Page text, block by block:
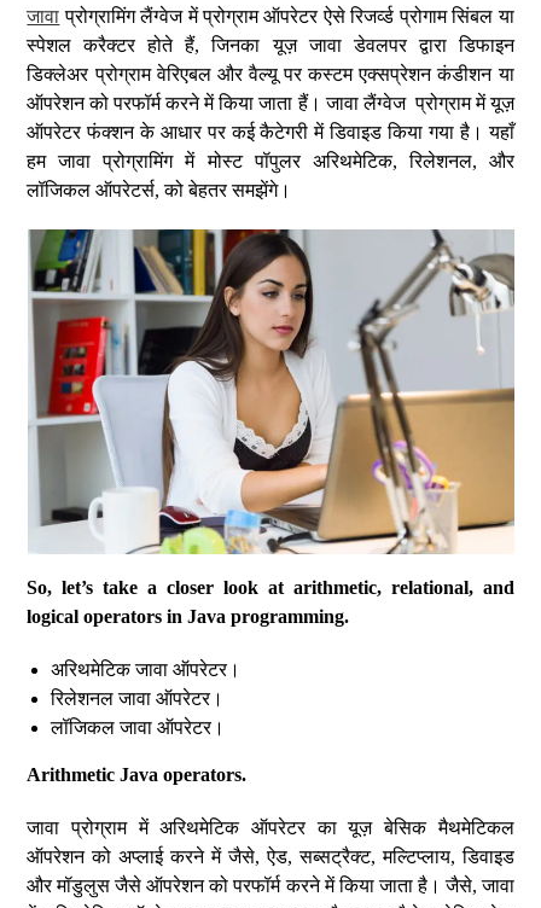
जावा प्रोग्रामिंग लैंग्वेज में प्रोग्राम ऑपरेटर ऐसे रिजर्व्ड प्रोगाम सिंबल या
स्पेशल करैक्टर होते हैं, जिनका यूज़ जावा डेवलपर द्वारा डिफाइन
डिक्लेअर प्रोग्राम वेरिएबल और वैल्यू पर कस्टम एक्सप्रेशन कंडीशन या
ऑपरेशन को परफॉर्म करने में किया जाता हैं। जावा लैंग्वेज प्रोग्राम में यूज़
ऑपरेटर फंक्शन के आधार पर कई कैटेगरी में डिवाइड किया गया है। यहाँ
हम जावा प्रोग्रामिंग में मोस्ट पॉपुलर अरिथमेटिक, रिलेशनल, और
लॉजिकल ऑपरेटर्स, को बेहतर समझेंगे।
So, let’s take a closer look at arithmetic, relational, and
logical operators in Java programming.
अरिथमेटिक जावा ऑपरेटर।
रिलेशनल जावा ऑपरेटर।
लॉजिकल जावा ऑपरेटर।
Arithmetic Java operators.
जावा प्रोग्राम में अरिथमेटिक ऑपरेटर का यूज़ बेसिक मैथमेटिकल
ऑपरेशन को अप्लाई करने में जैसे, ऐड, सब्सट्रैक्ट, मल्टिप्लाय, डिवाइड
और मॉडुलुस जैसे ऑपरेशन को परफॉर्म करने में किया जाता है। जैसे, जावा